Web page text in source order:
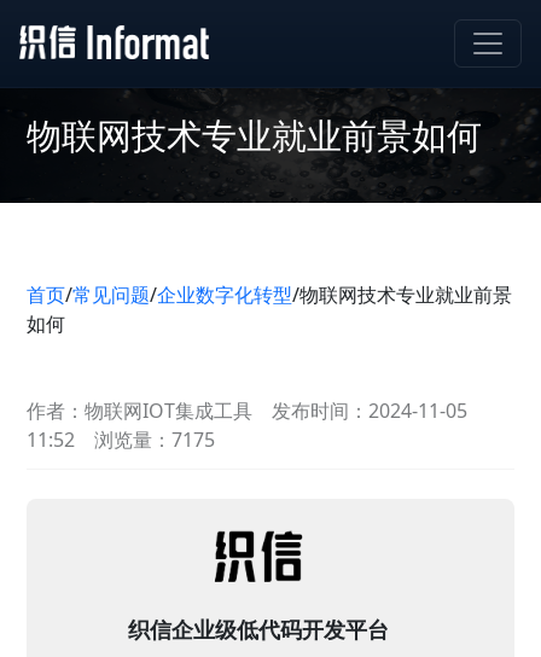
物联网技术专业就业前景如何
首页/常见问题/企业数字化转型/物联网技术专业就业前景
如何
作者：物联网IOT集成工具
发布时间：2024-11-05
11:52
浏览量：7175
织信企业级低代码开发平台